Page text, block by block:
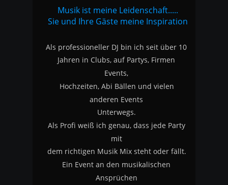
Als professioneller DJ bin ich seit über 10
Jahren in Clubs, auf Partys, Firmen
Events,
Hochzeiten, Abi Bällen und vielen
anderen Events
Unterwegs.
Als Profi weiß ich genau, dass jede Party
mit
dem richtigen Musik Mix steht oder fällt.
Ein Event an den musikalischen
Ansprüchen
Musik ist meine Leidenschaft.....
Sie und Ihre Gäste meine Inspiration